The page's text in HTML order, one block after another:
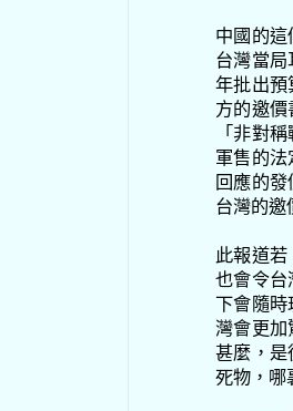
中國的
台灣當
年批出預
方的邀
「非對
軍售的
回應的
台灣的邀
此報道
也會令
下會隨
灣會更
甚麼，
死物，哪